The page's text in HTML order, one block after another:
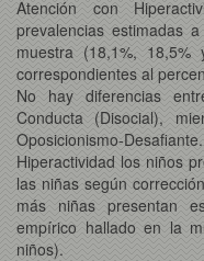
Atención con
prevalencias estimadas
muestra (18,1%,
correspondientes al
No hay diferencias
Conducta (Disocial),
Oposicionismo-
Hiperactividad los niños
las niñas según
más niñas presentan
empírico hallado en la
niños).